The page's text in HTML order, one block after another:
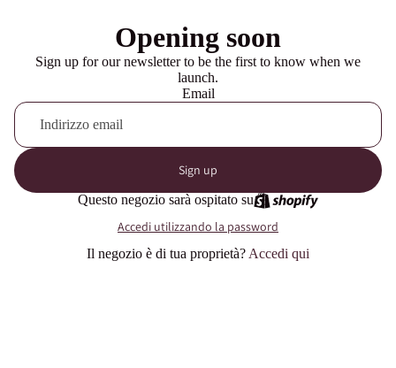
Opening soon
Sign up for our newsletter to be the first to know when we
launch.
Email
Sign up
Questo negozio sarà ospitato su
Accedi utilizzando la password
Il negozio è di tua proprietà? Accedi qui